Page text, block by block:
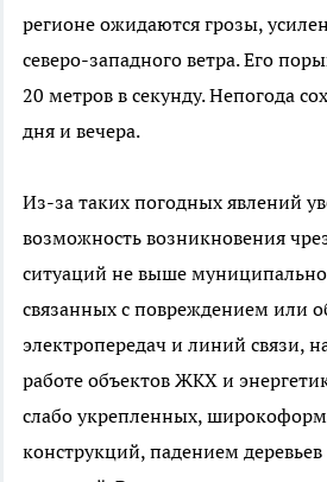
регионе ожидаются грозы,
северо-западного ветра. Его
20 метров в секунду. Непогода
дня и вечера.
Из-за таких погодных явлений
возможность возникновения
ситуаций не выше
связанных с повреждением или
электропередач и линий связи,
работе объектов ЖКХ и
слабо укрепленных,
конструкций, падением